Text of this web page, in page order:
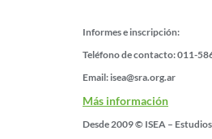
Informes e inscripción:
Teléfono de contacto:011-
Email:isea@sra.org.ar
Más información
Desde 2009 © ISEA –